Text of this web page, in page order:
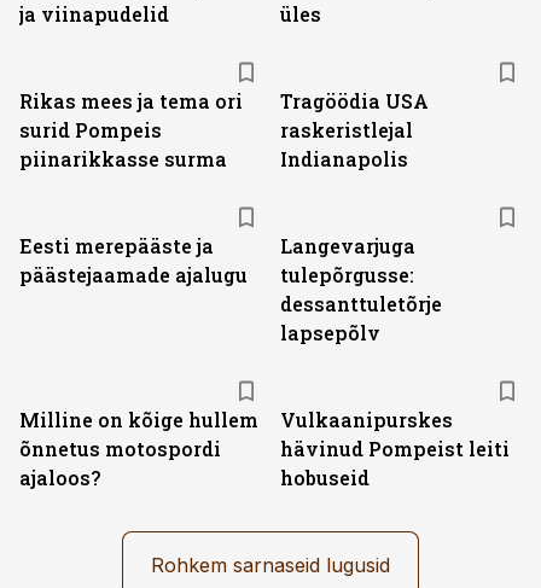
ja viinapudelid
üles
Rikas mees ja tema ori
surid Pompeis
piinarikkasse surma
Tragöödia USA
raskeristlejal
Indianapolis
Eesti merepääste ja
päästejaamade ajalugu
Langevarjuga
tulepõrgusse:
dessanttuletõrje
lapsepõlv
Milline on kõige hullem
õnnetus motospordi
ajaloos?
Vulkaanipurskes
hävinud Pompeist leiti
hobuseid
Rohkem sarnaseid lugusid